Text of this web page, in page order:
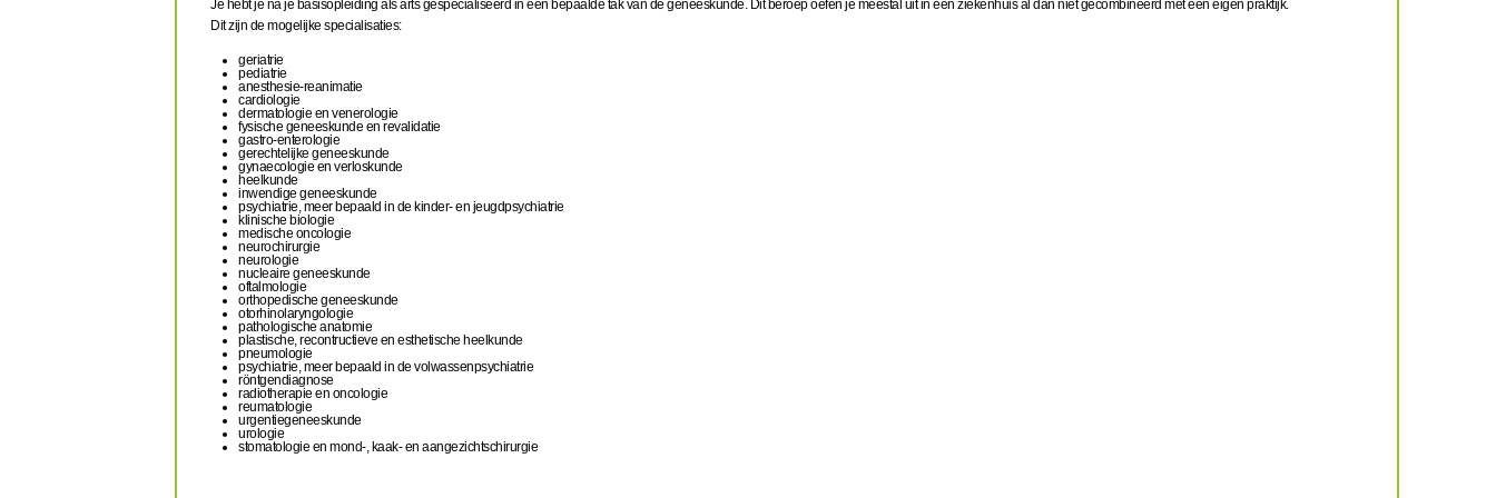
Je hebt je na je basisopleiding als arts gespecialiseerd in een bepaalde tak van de geneeskunde. Dit beroep oefen je meestal uit in een ziekenhuis al dan niet gecombineerd met een eigen praktijk.
Dit zijn de mogelijke specialisaties:
geriatrie
pediatrie
anesthesie-reanimatie
cardiologie
dermatologie en venerologie
fysische geneeskunde en revalidatie
gastro-enterologie
gerechtelijke geneeskunde
gynaecologie en verloskunde
heelkunde
inwendige geneeskunde
psychiatrie, meer bepaald in de kinder- en jeugdpsychiatrie
klinische biologie
medische oncologie
neurochirurgie
neurologie
nucleaire geneeskunde
oftalmologie
orthopedische geneeskunde
otorhinolaryngologie
pathologische anatomie
plastische, recontructieve en esthetische heelkunde
pneumologie
psychiatrie, meer bepaald in de volwassenpsychiatrie
röntgendiagnose
radiotherapie en oncologie
reumatologie
urgentiegeneeskunde
urologie
stomatologie en mond-, kaak- en aangezichtschirurgie